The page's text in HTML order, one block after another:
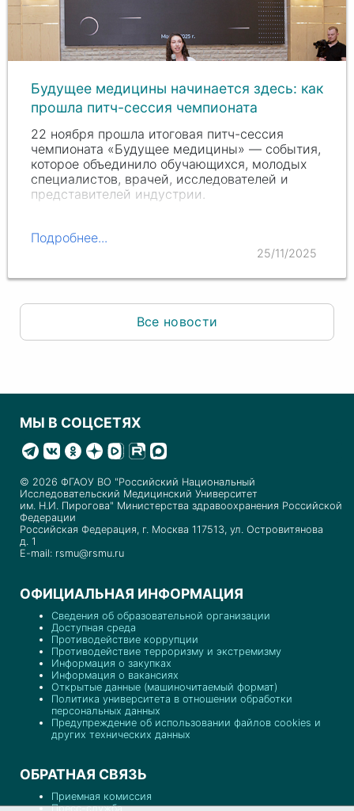
Будущее медицины начинается здесь: как
прошла питч-сессия чемпионата
22 ноября прошла итоговая питч-сессия
чемпионата «Будущее медицины» — события,
которое объединило обучающихся, молодых
специалистов, врачей, исследователей и
представителей индустрии.
Подробнее...
25/11/2025
Все новости
МЫ В СОЦСЕТЯХ
© 2026 ФГАОУ ВО "Российский Национальный
Исследовательский Медицинский Университет
им. Н.И. Пирогова" Министерства здравоохранения Российской
Федерации
Российская Федерация, г. Москва 117513, ул. Островитянова
д. 1
E-mail: rsmu@rsmu.ru
ОФИЦИАЛЬНАЯ ИНФОРМАЦИЯ
Сведения об образовательной организации
Доступная среда
Противодействие коррупции
Противодействие терроризму и экстремизму
Информация о закупках
Информация о вакансиях
Открытые данные (машиночитаемый формат)
Политика университета в отношении обработки
персональных данных
Предупреждение об использовании файлов cookies и
других технических данных
ОБРАТНАЯ СВЯЗЬ
Приемная комиссия
Пресс-служба